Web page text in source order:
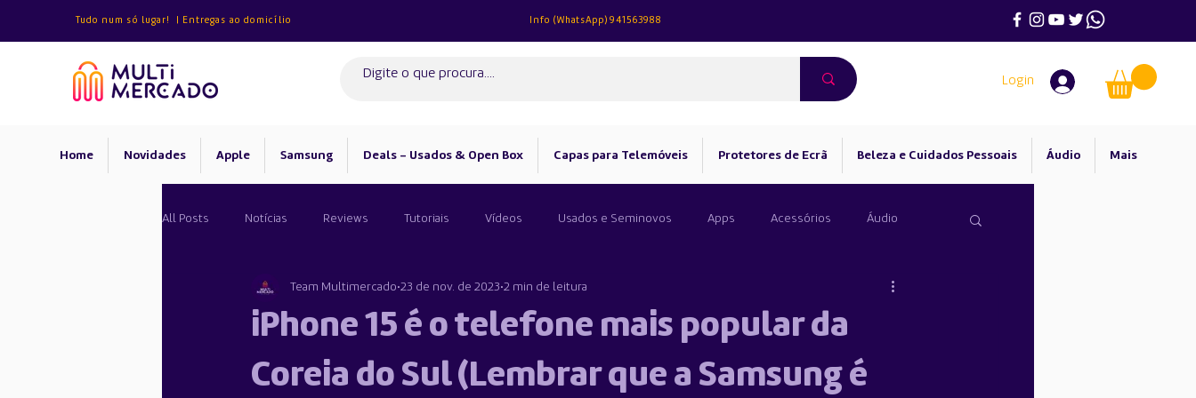
Tudo num só lugar! | Entregas ao domicílio Info (WhatsApp)941563988
Login
Home Novidades Apple Samsung Deals - Usados & Open Box Capas para Telemóveis Protetores de Ecrã Beleza e Cuidados Pessoais Áudio Mais
All Posts Notícias Reviews Tutoriais Vídeos Usados e Seminovos Apps Acessórios Áudio
iPhone 15 é o telefone mais popular da
Coreia do Sul (Lembrar que a Samsung é
Team Multimercado 23 de nov. de 2023 2 min de leitura